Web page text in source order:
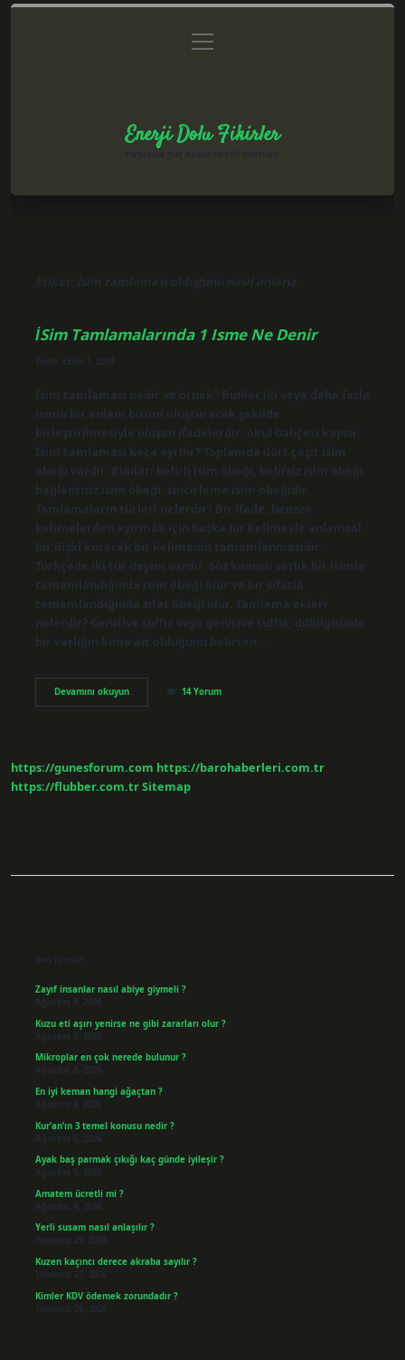
Gizlilik Politikası
menüyü
aç
Enerji Dolu Fikirler
Etiket: İsim tamlaması olduğunu nasıl anlarız
İSim Tamlamalarında 1 Isme Ne Denir
Tarih: Ekim 1, 2024
İsim tamlaması nedir ve örnek? Bunlar iki veya daha fazla
ismin bir anlam birimi oluşturacak şekilde
birleştirilmesiyle oluşan ifadelerdir: okul bahçesi kapısı.
İsim tamlaması kaça ayrılır? Toplamda dört çeşit isim
öbeği vardır. Bunlar: belirli isim öbeği, belirsiz isim öbeği,
bağlantısız isim öbeği, zincirleme isim öbeğidir.
Tamlamaların türleri nelerdir? Bir ifade, benzer
kelimelerden ayırmak için başka bir kelimeyle anlamsal
bir ilişki kurarak bir kelimenin tamamlanmasıdır.
Türkçede iki tür deyim vardır. Söz konusu varlık bir isimle
tamamlandığında isim öbeği olur ve bir sıfatla
tamamlandığında sıfat öbeği olur. Tamlama ekleri
nelerdir? Genitive suffix veya genitive suffix, dilbilgisinde
bir varlığın kime ait olduğunu belirten…
Devamını okuyunİSim
Tamlamalarında
14 Yorum
https://gunesforum.com https://barohaberleri.com.tr
https://flubber.com.trSitemap
Son Yazılar
Zayıf insanlar nasıl abiye giymeli ?
Ağustos 9, 2026
Kuzu eti aşırı yenirse ne gibi zararları olur ?
Ağustos 8, 2026
Mikroplar en çok nerede bulunur ?
Ağustos 8, 2026
En iyi keman hangi ağaçtan ?
Ağustos 6, 2026
Kur’an’ın 3 temel konusu nedir ?
Ağustos 6, 2026
Ayak baş parmak çıkığı kaç günde iyileşir ?
Ağustos 5, 2026
Amatem ücretli mi ?
Ağustos 4, 2026
Yerli susam nasıl anlaşılır ?
Temmuz 29, 2026
Kuzen kaçıncı derece akraba sayılır ?
Temmuz 27, 2026
Kimler KDV ödemek zorundadır ?
Temmuz 25, 2026